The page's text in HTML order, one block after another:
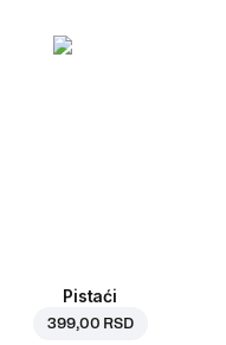
Pistaći
399,00 RSD